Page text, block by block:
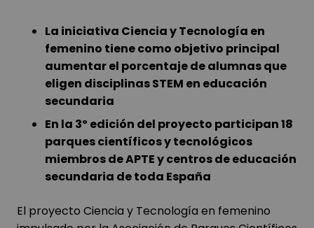
La iniciativa Ciencia y Tecnología en
femenino tiene como objetivo principal
aumentar el porcentaje de alumnas que
eligen disciplinas STEM en educación
secundaria
En la 3º edición del proyecto participan 18
parques científicos y tecnológicos
miembros de APTE y centros de educación
secundaria de toda España
El proyecto Ciencia y Tecnología en femenino